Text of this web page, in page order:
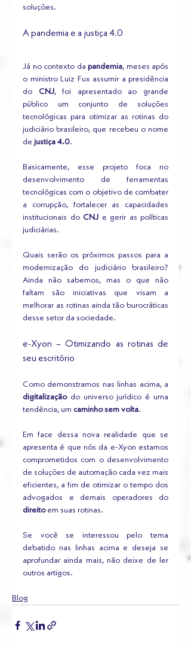
soluções.
A pandemia e a justiça 4.0
Já no contexto da pandemia, meses após
o ministro Luiz Fux assumir a presidência
do CNJ, foi apresentado ao grande
público um conjunto de soluções
tecnológicas para otimizar as rotinas do
judiciário brasileiro, que recebeu o nome
de justiça 4.0.
Basicamente, esse projeto foca no
desenvolvimento de ferramentas
tecnológicas com o objetivo de combater
a corrupção, fortalecer as capacidades
institucionais do CNJ e gerir as políticas
judiciárias.
Quais serão os próximos passos para a
modernização do judiciário brasileiro?
Ainda não sabemos, mas o que não
faltam são iniciativas que visam a
melhorar as rotinas ainda tão burocráticas
desse setor da sociedade.
e-Xyon – Otimizando as rotinas de
seu escritório
digitalização do universo jurídico é uma
tendência, um caminho sem volta.
Em face dessa nova realidade que se
apresenta é que nós da e-Xyon estamos
comprometidos com o desenvolvimento
de soluções de automação cada vez mais
eficientes, a fim de otimizar o tempo dos
direito em suas rotinas.
Se você se interessou pelo tema
debatido nas linhas acima e deseja se
aprofundar ainda mais, não deixe de ler
outros artigos.
Blog